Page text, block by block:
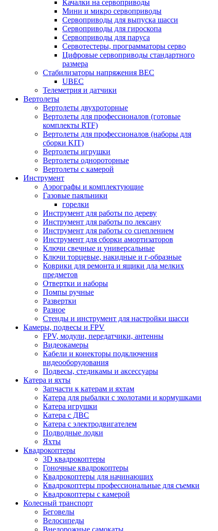
Качалки на сервоприводы
Мини и микро сервоприводы
Сервоприводы для выпуска шасси
Сервоприводы для гироскопа
Сервоприводы для паруса
Сервотестеры, программаторы серво
Цифровые сервоприводы стандартного
размера
Стабилизаторы напряжения BEC
UBEC
Телеметрия и датчики
Вертолеты
Вертолеты двухроторные
Вертолеты для профессионалов (готовые
комплекты RTF)
Вертолеты для профессионалов (наборы для
сборки KIT)
Вертолеты игрушки
Вертолеты однороторные
Вертолеты с камерой
Инструмент
Аэрографы и комплектующие
Газовые паяльники
горелки
Инструмент для работы по дереву
Инструмент для работы по лексану
Инструмент для работы со сцеплением
Инструмент для сборки амортизаторов
Ключи свечные и универсальные
Ключи торцевые, накидные и г-образные
Коврики для ремонта и ящики дла мелких
предметов
Отвертки и наборы
Помпы ручные
Развертки
Разное
Стенды и инструмент для настройки шасси
Камеры, подвесы и FPV
FPV, модули, передатчики, антенны
Видеокамеры
Кабели и конекторы подключения
видеооборудования
Подвесы, стедикамы и аксессуары
Катера и яхты
Запчасти к катерам и яхтам
Катера для рыбалки с эхолотами и кормушками
Катера игрушки
Катера с ДВС
Катера с электродвигателем
Подводные лодки
Яхты
Квадрокоптеры
3D квадрокоптеры
Гоночные квадрокоптеры
Квадрокоптеры для начинающих
Квадрокоптеры профессиональные для съемки
Квадрокоптеры с камерой
Колесный транспорт
Беговелы
Велосипеды
Внедорожные самокаты